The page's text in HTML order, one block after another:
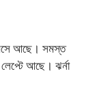
বসে আছে। সমস্ত
লেপ্টে আছে। ঝর্না